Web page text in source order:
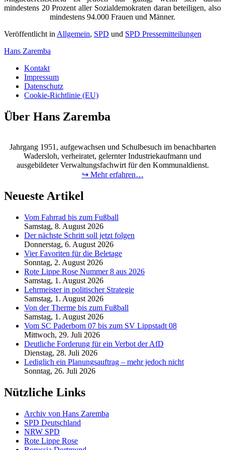
mindestens 20 Prozent aller Sozialdemokraten daran beteiligen, also
mindestens 94.000 Frauen und Männer.
Veröffentlicht in Allgemein, SPD und SPD Pressemitteilungen
Hans Zaremba
Kontakt
Impressum
Datenschutz
Cookie-Richtlinie (EU)
Über Hans Zaremba
Jahrgang 1951, aufgewachsen und Schulbesuch im benachbarten
Wadersloh, verheiratet, gelernter Industriekaufmann und
ausgebildeter Verwaltungsfachwirt für den Kommunaldienst.
↪ Mehr erfahren…
Neueste Artikel
Vom Fahrrad bis zum Fußball
Samstag, 8. August 2026
Der nächste Schritt soll jetzt folgen
Donnerstag, 6. August 2026
Vier Favoriten für die Beletage
Sonntag, 2. August 2026
Rote Lippe Rose Nummer 8 aus 2026
Samstag, 1. August 2026
Lehrmeister in politischer Strategie
Samstag, 1. August 2026
Von der Therme bis zum Fußball
Samstag, 1. August 2026
Vom SC Paderborn 07 bis zum SV Lippstadt 08
Mittwoch, 29. Juli 2026
Deutliche Forderung für ein Verbot der AfD
Dienstag, 28. Juli 2026
Lediglich ein Planungsauftrag – mehr jedoch nicht
Sonntag, 26. Juli 2026
Nützliche Links
Archiv von Hans Zaremba
SPD Deutschland
NRW SPD
Rote Lippe Rose